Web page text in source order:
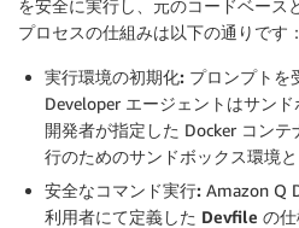
を安全に実行し、元のコードベース
プロセスの仕組みは以下の通りです：
実行環境の初期化: プロンプトを
Developer エージェントはサン
開発者が指定した Docker コン
行のためのサンドボックス環境と
安全なコマンド実行: Amazon Q
利用者にて定義した Devfile の